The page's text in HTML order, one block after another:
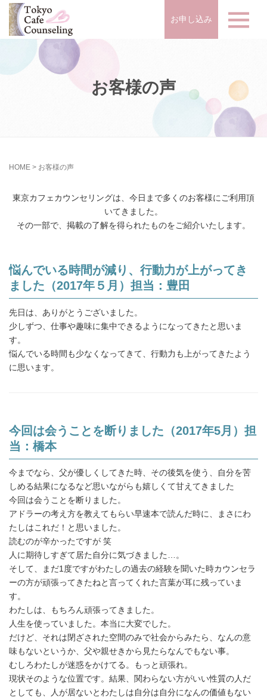
お申し込み
お客様の声
HOME > お客様の声
東京カフェカウンセリングは、今日まで多くのお客様にご利用頂
いてきました。
その一部で、掲載の了解を得られたものをご紹介いたします。
悩んでいる時間が減り、行動力が上がってき
ました（2017年５月）担当：豊田
先日は、ありがとうございました。
少しずつ、仕事や趣味に集中できるようになってきたと思いま
す。
悩んでいる時間も少なくなってきて、行動力も上がってきたよう
に思います。
今回は会うことを断りました（2017年5月）担
当：橋本
今までなら、父が優しくしてきた時、その後気を使う、自分を苦
しめる結果になるなど思いながらも嬉しくて甘えてきました
今回は会うことを断りました。
アドラーの考え方を教えてもらい早速本で読んだ時に、まさにわ
たしはこれだ！と思いました。
読むのが辛かったですが 笑
人に期待しすぎて居た自分に気づきました…。
そして、まだ1度ですがわたしの過去の経験を聞いた時カウンセラ
ーの方が頑張ってきたねと言ってくれた言葉が耳に残っていま
す。
わたしは、もちろん頑張ってきました。
人生を使っていました。本当に大変でした。
だけど、それは閉ざされた空間のみで社会からみたら、なんの意
味もないというか、父や親せきから見たらなんでもない事。
むしろわたしが迷惑をかけてる。もっと頑張れ。
現状そのような位置です。結果、関わらない方がいい性質の人だ
としても、人が居ないとわたしは自分は自分になんの価値もない